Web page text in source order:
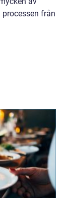
från